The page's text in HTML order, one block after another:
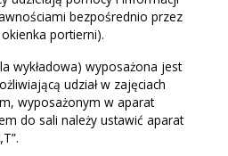
bezpośrednio przez
portierni).
wykładowa) wyposażona jest
udział w zajęciach
wyposażonym w aparat
do sali należy ustawić aparat